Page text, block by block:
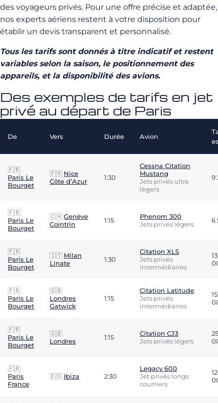
des voyageurs privés. Pour une offre précise et adaptée,
nos experts aériens restent à votre disposition pour
établir un devis transparent et personnalisé.
Tous les tarifs sont donnés à titre indicatif et restent
variables selon la saison, le positionnement des
appareils, et la disponibilité des avions.
Des exemples de tarifs en jet
privé au départ de Paris
De Vers Durée Avion
🇫🇷
Paris Le
Bourget
🇫🇷 Nice
Côte d’Azur
1:30
Cessna Citation
Mustang
Jets privés ultra
légers
9
🇫🇷
Paris Le
Bourget
🇨🇭Genève
Cointrin
1:15
Phenom 300
Jets privés légers
6
🇫🇷
Paris Le
Bourget
🇮🇹 Milan
Linate
1:30
Citation XLS
Jets privés
intermédiaires
13
🇫🇷
Paris Le
Bourget
🇬🇧
Londres
Gatwick
1:15
Citation Latitude
Jets privés
intermédiaires
15
🇫🇷
Paris Le
Bourget
🇬🇧
Londres
1:15
Citation CJ3
Jets privés légers
25
🇫🇷
Paris
France
🇪🇸 Ibiza 2:30
Legacy 600
Jet privés longs
courriers
12